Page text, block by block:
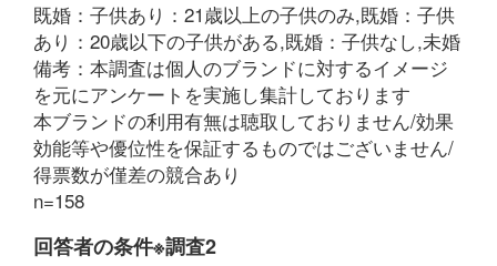
既婚：子供あり：21歳以上の子供のみ,既婚：子供
あり：20歳以下の子供がある,既婚：子供なし,未婚
備考：本調査は個人のブランドに対するイメージ
を元にアンケートを実施し集計しております
本ブランドの利用有無は聴取しておりません/効果
効能等や優位性を保証するものではございません/
得票数が僅差の競合あり
n=158
回答者の条件※調査2